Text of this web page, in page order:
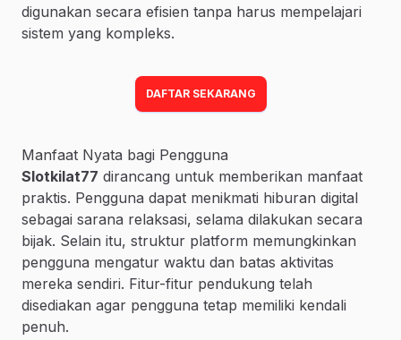
digunakan secara efisien tanpa harus mempelajari
sistem yang kompleks.
DAFTAR SEKARANG
Manfaat Nyata bagi Pengguna
Slotkilat77 dirancang untuk memberikan manfaat
praktis. Pengguna dapat menikmati hiburan digital
sebagai sarana relaksasi, selama dilakukan secara
bijak. Selain itu, struktur platform memungkinkan
pengguna mengatur waktu dan batas aktivitas
mereka sendiri. Fitur-fitur pendukung telah
disediakan agar pengguna tetap memiliki kendali
penuh.